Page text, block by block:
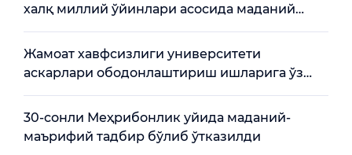
халқ миллий ўйинлари асосида маданий
-маърифий тадбир ташкил этилди
Жамоат хавфсизлиги университети
аскарлари ободонлаштириш ишларига ўз
ҳиссаларини қўшдилар
30-сонли Меҳрибонлик уйида маданий-
маърифий тадбир бўлиб ўтказилди